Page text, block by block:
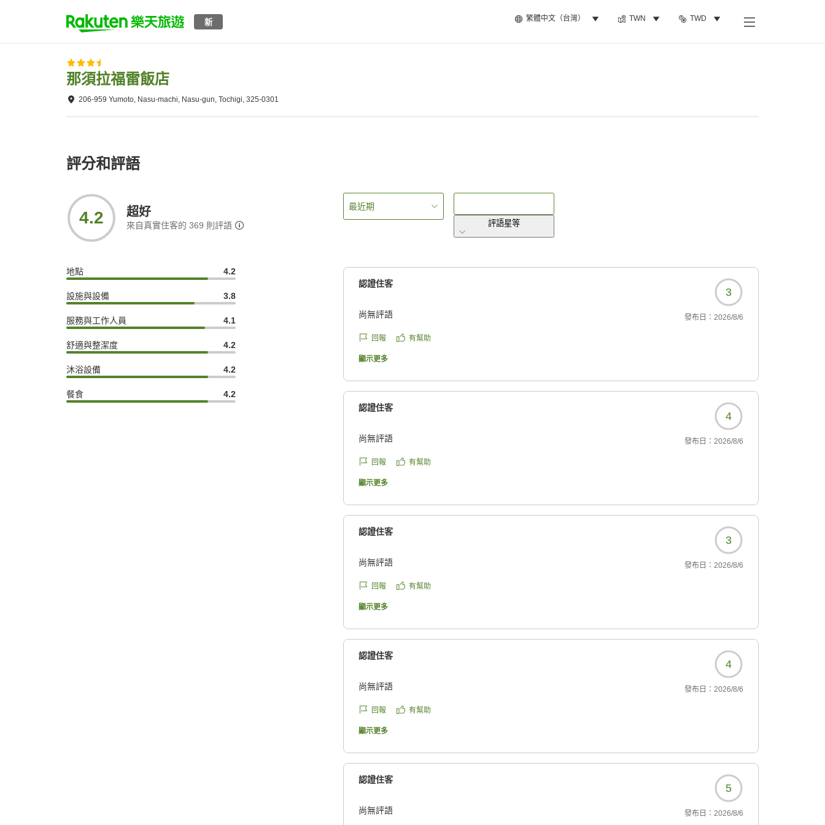
新 繁體中文（台灣） TWN TWD
那須拉福雷飯店
206-959 Yumoto, Nasu-machi, Nasu-gun, Tochigi, 325-0301
評分和評語
4.2 超好
來自真實住客的 369 則評語
地點 4.2
設施與設備 3.8
服務與工作人員 4.1
舒適與整潔度 4.2
沐浴設備 4.2
餐食 4.2
最近期
評語星等
認證住客
3
尚無評語 發布日： 2026/8/6
回報 有幫助
顯示更多
認證住客
4
尚無評語 發布日： 2026/8/6
回報 有幫助
顯示更多
認證住客
3
尚無評語 發布日： 2026/8/6
回報 有幫助
顯示更多
認證住客
4
尚無評語 發布日： 2026/8/6
回報 有幫助
顯示更多
認證住客
5
尚無評語 發布日： 2026/8/6